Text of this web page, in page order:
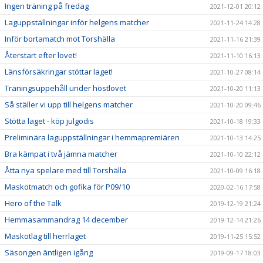
Ingen träning på fredag 2021-12-01 20:12
Laguppställningar inför helgens matcher 2021-11-24 14:28
Inför bortamatch mot Torshälla 2021-11-16 21:39
Återstart efter lovet! 2021-11-10 16:13
Länsförsäkringar stöttar laget! 2021-10-27 08:14
Träningsuppehåll under höstlovet 2021-10-20 11:13
Så ställer vi upp till helgens matcher 2021-10-20 09:46
Stötta laget - köp julgodis 2021-10-18 19:33
Preliminära laguppställningar i hemmapremiären 2021-10-13 14:25
Bra kämpat i två jämna matcher 2021-10-10 22:12
Åtta nya spelare med till Torshälla 2021-10-09 16:18
Maskotmatch och gofika för P09/10 2020-02-16 17:58
Hero of the Talk 2019-12-19 21:24
Hemmasammandrag 14 december 2019-12-14 21:26
Maskotlag till herrlaget 2019-11-25 15:52
Säsongen äntligen igång 2019-09-17 18:03